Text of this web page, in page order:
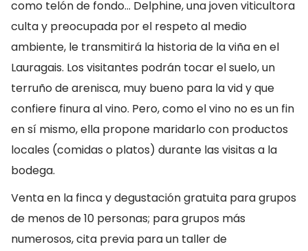
como telón de fondo… Delphine, una joven viticultora
culta y preocupada por el respeto al medio
ambiente, le transmitirá la historia de la viña en el
Lauragais. Los visitantes podrán tocar el suelo, un
terruño de arenisca, muy bueno para la vid y que
confiere finura al vino. Pero, como el vino no es un fin
en sí mismo, ella propone maridarlo con productos
locales (comidas o platos) durante las visitas a la
bodega.
Venta en la finca y degustación gratuita para grupos
de menos de 10 personas; para grupos más
numerosos, cita previa para un taller de